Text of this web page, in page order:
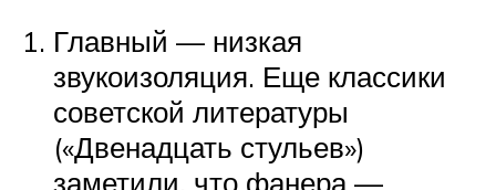
Главный — низкая
звукоизоляция. Еще классики
советской литературы
(«Двенадцать стульев»)
заметили, что фанера —